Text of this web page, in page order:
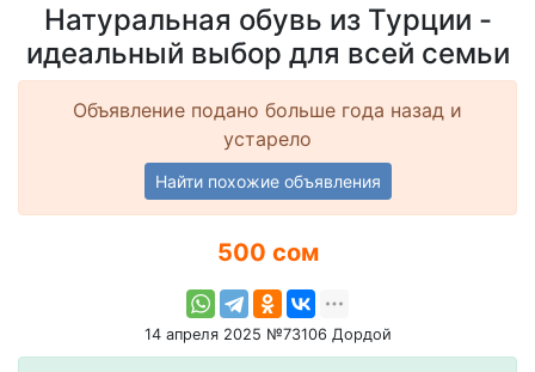
Натуральная обувь из Турции -
идеальный выбор для всей семьи
Объявление подано больше года назад и
устарело
Найти похожие объявления
500 сом
14 апреля 2025 №73106 Дордой